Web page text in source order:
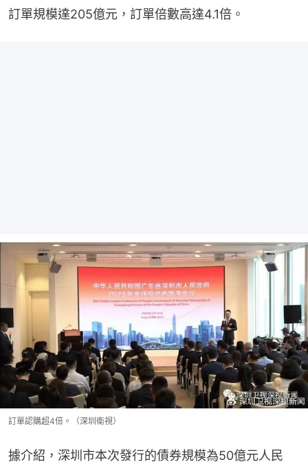
訂單規模達205億元，訂單倍數高達4.1倍。
訂單認購超4倍。（深圳衛視）
據介紹，深圳市本次發行的債券規模為50億元人民